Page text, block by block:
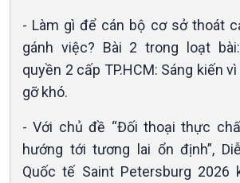
Văn hoá & Du lịch
Tin Văn hoá & Du lịch
Chát với người nổi tiếng
Câu chuyện Thể thao
Video
E-
- Làm gì để cán bộ cơ sở thoát
gánh việc? Bài 2 trong loạt
quyền 2 cấp TP.HCM: Sáng kiến
gỡ khó.
- Với chủ đề “Đối thoại thực
hướng tới tương lai ổn định”,
Quốc tế Saint Petersburg 2026